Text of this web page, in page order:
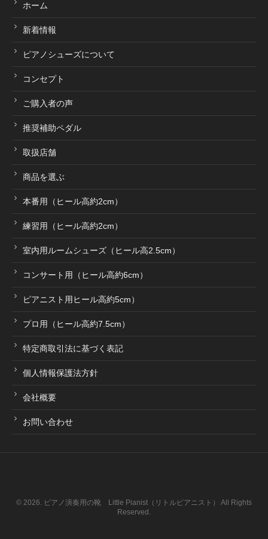
ホーム
新着情報
ピアノシューズについて
コンセプト
ご購入者の声
推奨補助ペダル
取扱店舗
商品を選ぶ
本番用（ヒール高約2cm）
練習用（ヒール高約2cm）
室内用ルームシューズ（ヒール高2.5cm）
コンサート用（ヒール高約6cm）
ピアニスト用ヒール高約5cm）
プロ用（ヒール高約7.5cm）
特定商取引法に基づく表記
個人情報保護法方針
会社概要
お問い合わせ
© 2026. ピアノ演奏用の靴 Little Pianist（リトルピアニスト） All Rights
Reserved.